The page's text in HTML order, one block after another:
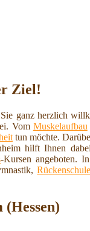
Ziel!
ganz herzlich
Vom Muskelaufbau
tun möchte.
hilft Ihnen
-Kursen angeboten.
Rückenschule